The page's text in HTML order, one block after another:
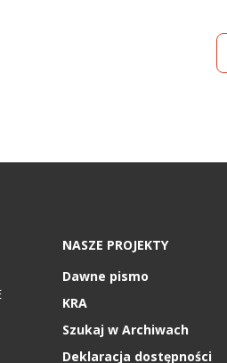
NASZE PROJEKTY
Dawne pismo
KRA
Szukaj w Archiwach
Deklaracja dostępności